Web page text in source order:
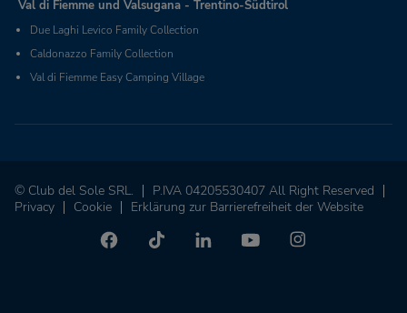
Val di Fiemme und Valsugana - Trentino-Südtirol
Due Laghi Levico Family Collection
Caldonazzo Family Collection
Val di Fiemme Easy Camping Village
© Club del Sole SRL.
P.IVA 04205530407 All Right Reserved
Privacy
Cookie Erklärung zur Barrierefreiheit der Website